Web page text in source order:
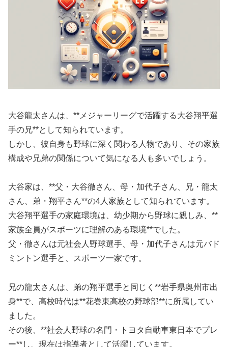
大谷龍太さんは、**メジャーリーグで活躍する大谷翔平選
手の兄**として知られています。
しかし、彼自身も野球に深く関わる人物であり、その家族
構成や兄弟の関係について気になる人も多いでしょう。
大谷家は、**父・大谷徹さん、母・加代子さん、兄・龍太
さん、弟・翔平さん**の4人家族として知られています。
大谷翔平選手の家庭環境は、幼少期から野球に親しみ、**
家族全員がスポーツに理解のある環境**でした。
父・徹さんは元社会人野球選手、母・加代子さんは元バド
ミントン選手と、スポーツ一家です。
兄の龍太さんは、弟の翔平選手と同じく**岩手県奥州市出
身**で、高校時代は**花巻東高校の野球部**に所属してい
ました。
その後、**社会人野球の名門・トヨタ自動車東日本でプレ
ー**し、現在は指導者として活躍しています。